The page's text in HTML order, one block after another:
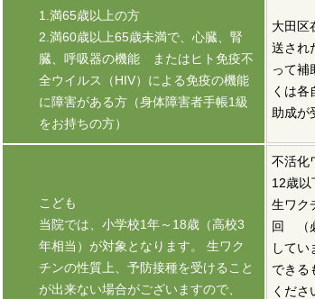
1.満65歳以上の方
2.満60歳以上65歳未満で、心臓、腎
臓、呼吸器の機能 またはヒト免疫不
全ウイルス（HIV）による免疫の機能
に障害がある方（身体障害者手帳1級
をお持ちの方）
大田区
送され
って補
くは各
助成が
こども
当院では、小学校1年～18歳（高校3
年相当）が対象となります。 生ワク
チンの性質上、予防接種を受けること
が出来ない場合がございますので、
不活化
12歳以
生ワク
回 （
してい
できる
くださ